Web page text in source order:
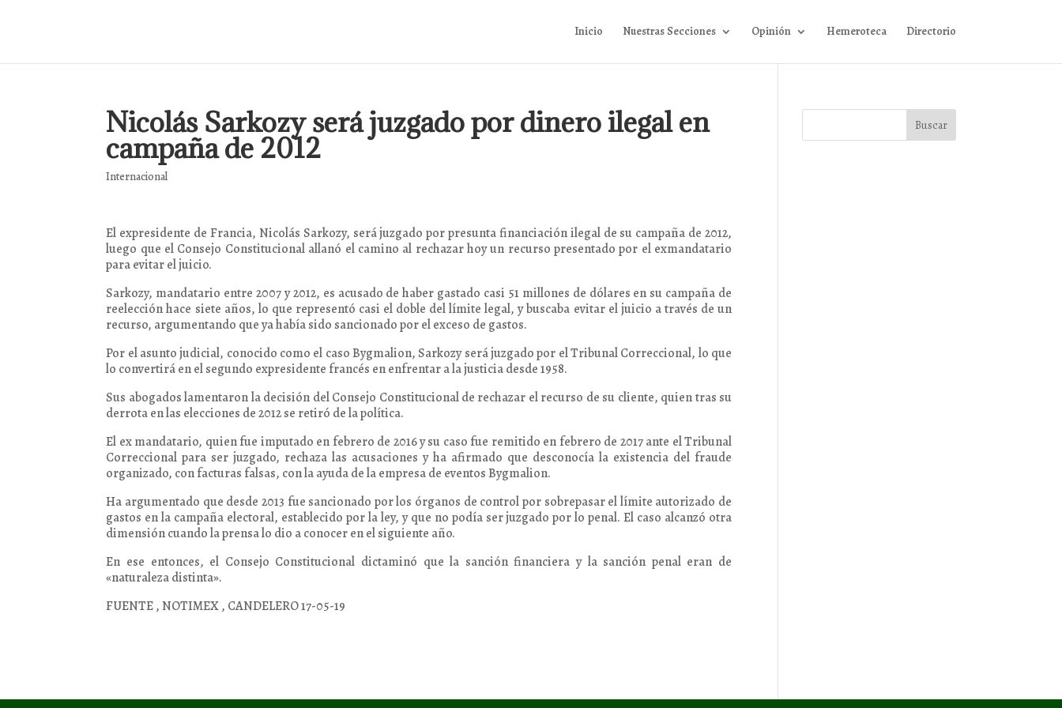
Inicio Nuestras Secciones Opinión Hemeroteca Directorio
Nicolás Sarkozy será juzgado por dinero ilegal en
campaña de 2012
Internacional
El expresidente de Francia, Nicolás Sarkozy, será juzgado por presunta financiación ilegal de su campaña de 2012,
luego que el Consejo Constitucional allanó el camino al rechazar hoy un recurso presentado por el exmandatario
para evitar el juicio.
Sarkozy, mandatario entre 2007 y 2012, es acusado de haber gastado casi 51 millones de dólares en su campaña de
reelección hace siete años, lo que representó casi el doble del límite legal, y buscaba evitar el juicio a través de un
recurso, argumentando que ya había sido sancionado por el exceso de gastos.
Por el asunto judicial, conocido como el caso Bygmalion, Sarkozy será juzgado por el Tribunal Correccional, lo que
lo convertirá en el segundo expresidente francés en enfrentar a la justicia desde 1958.
Sus abogados lamentaron la decisión del Consejo Constitucional de rechazar el recurso de su cliente, quien tras su
derrota en las elecciones de 2012 se retiró de la política.
El ex mandatario, quien fue imputado en febrero de 2016 y su caso fue remitido en febrero de 2017 ante el Tribunal
Correccional para ser juzgado, rechaza las acusaciones y ha afirmado que desconocía la existencia del fraude
organizado, con facturas falsas, con la ayuda de la empresa de eventos Bygmalion.
Ha argumentado que desde 2013 fue sancionado por los órganos de control por sobrepasar el límite autorizado de
gastos en la campaña electoral, establecido por la ley, y que no podía ser juzgado por lo penal. El caso alcanzó otra
dimensión cuando la prensa lo dio a conocer en el siguiente año.
En ese entonces, el Consejo Constitucional dictaminó que la sanción financiera y la sanción penal eran de
«naturaleza distinta».
FUENTE , NOTIMEX , CANDELERO 17-05-19